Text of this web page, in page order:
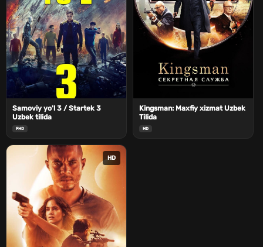
Samoviy yo'l 3 / Startek 3
Uzbek tilida
FHD
Kingsman: Maxfiy xizmat Uzbek
Tilida
HD
HD